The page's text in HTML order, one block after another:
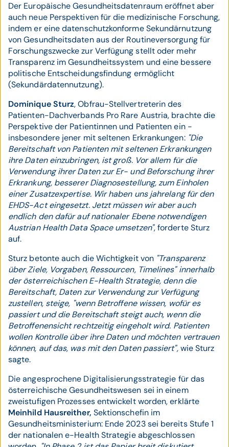
Der Europäische Gesundheitsdatenraum eröffnet aber
auch neue Perspektiven für die medizinische Forschung,
indem er eine datenschutzkonforme Sekundärnutzung
von Gesundheitsdaten aus der Routineversorgung für
Forschungszwecke zur Verfügung stellt oder mehr
Transparenz im Gesundheitssystem und eine bessere
politische Entscheidungsfindung ermöglicht
(Sekundärdatennutzung).
Dominique Sturz, Obfrau-Stellvertreterin des
Patienten-Dachverbands Pro Rare Austria, brachte die
Perspektive der Patientinnen und Patienten ein -
insbesondere jener mit seltenen Erkrankungen: "Die
Bereitschaft von Patienten mit seltenen Erkrankungen
ihre Daten einzubringen, ist groß. Vor allem für die
Verwendung ihrer Daten zur Er- und Beforschung ihrer
Erkrankung, besserer Diagnosestellung, zum Einholen
einer Zusatzexpertise. Wir haben uns jahrelang für den
EHDS-Act eingesetzt. Jetzt müssen wir aber auch
endlich den dafür auf nationaler Ebene notwendigen
Austrian Health Data Space umsetzen", forderte Sturz
auf.
Sturz betonte auch die Wichtigkeit von "Transparenz
über Ziele, Vorgaben, Ressourcen, Timelines" innerhalb
der österreichischen E-Health Strategie, denn die
Bereitschaft, Daten zur Verwendung zur Verfügung
zustellen, steige, "wenn Betroffene wissen, wofür es
passiert und die Bereitschaft steigt auch, wenn die
Betroffenensicht rechtzeitig eingeholt wird. Patienten
wollen Kontrolle über ihre Daten und möchten vertrauen
können, auf das, was mit den Daten passiert",wie Sturz
sagte.
Die angesprochene Digitalisierungsstrategie für das
österreichische Gesundheitswesen sei in einem
zweistufigen Prozesses entwickelt worden, erklärte
Meinhild Hausreither, Sektionschefin im
Gesundheitsministerium: Ende 2023 sei bereits Stufe 1
der nationalen e-Health Strategie abgeschlossen